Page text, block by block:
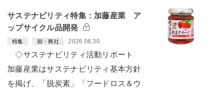
サステナビリティ特集：加藤産業 ア
ップサイクル品開発
特集 卸・商社 2026.06.30
◇サステナビリティ活動リポート
加藤産業はサステナビリティ基本方針
を掲げ、「脱炭素」「フードロス＆ウ